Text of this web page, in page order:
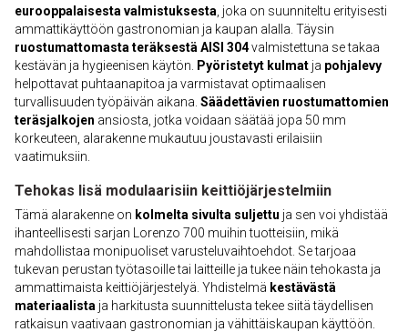
eurooppalaisesta valmistuksesta , joka on suunniteltu erityisesti
ammattikäyttöön gastronomian ja kaupan alalla. Täysin
ruostumattomasta teräksestä AISI 304valmistettuna se takaa
kestävän ja hygieenisen käytön.
Pyöristetyt kulmat ja pohjalevy
helpottavat puhtaanapitoa ja varmistavat optimaalisen
turvallisuuden työpäivän aikana. Säädettävien ruostumattomien
teräsjalkojen ansiosta, jotka voidaan säätää jopa 50 mm
korkeuteen, alarakenne mukautuu joustavasti erilaisiin
vaatimuksiin.
Tehokas lisä modulaarisiin keittiöjärjestelmiin
Tämä alarakenne on kolmelta sivulta suljettu ja sen voi yhdistää
ihanteellisesti sarjan Lorenzo 700 muihin tuotteisiin, mikä
mahdollistaa monipuoliset varusteluvaihtoehdot. Se tarjoaa
tukevan perustan työtasoille tai laitteille ja tukee näin tehokasta ja
ammattimaista keittiöjärjestelyä. Yhdistelmä kestävästä
materiaalista ja harkitusta suunnittelusta tekee siitä täydellisen
ratkaisun vaativaan gastronomian ja vähittäiskaupan käyttöön.